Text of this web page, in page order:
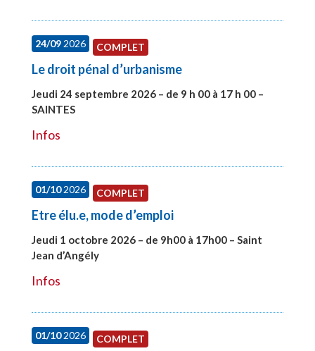
24/092026 COMPLET
Le droit pénal d’urbanisme
Jeudi 24 septembre 2026 – de 9 h 00 à 17 h 00 –
SAINTES
Infos
01/102026 COMPLET
Etre élu.e, mode d’emploi
Jeudi 1 octobre 2026 – de 9h00 à 17h00 – Saint
Jean d’Angély
Infos
01/102026 COMPLET